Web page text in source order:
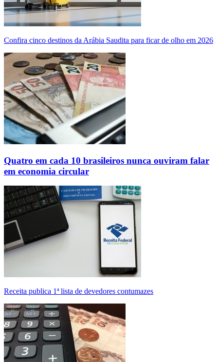
Confira cinco destinos da Arábia Saudita para ficar de olho em 2026
Quatro em cada 10 brasileiros nunca ouviram falar
em economia circular
Receita publica 1ª lista de devedores contumazes